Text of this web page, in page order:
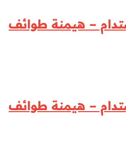
– هيمنة طوائف
– هيمنة طوائف